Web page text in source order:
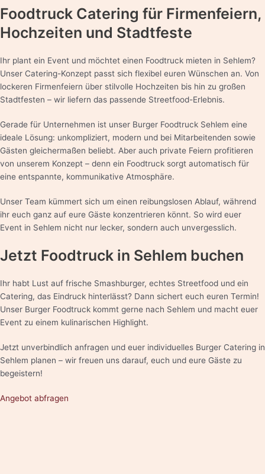
Foodtruck Catering für Firmenfeiern,
Hochzeiten und Stadtfeste
Ihr plant ein Event und möchtet einen Foodtruck mieten in Sehlem?
Unser Catering-Konzept passt sich flexibel euren Wünschen an. Von
lockeren Firmenfeiern über stilvolle Hochzeiten bis hin zu großen
Stadtfesten – wir liefern das passende Streetfood-Erlebnis.
Gerade für Unternehmen ist unser Burger Foodtruck Sehlem eine
ideale Lösung: unkompliziert, modern und bei Mitarbeitenden sowie
Gästen gleichermaßen beliebt. Aber auch private Feiern profitieren
von unserem Konzept – denn ein Foodtruck sorgt automatisch für
eine entspannte, kommunikative Atmosphäre.
Unser Team kümmert sich um einen reibungslosen Ablauf, während
ihr euch ganz auf eure Gäste konzentrieren könnt. So wird euer
Event in Sehlem nicht nur lecker, sondern auch unvergesslich.
Jetzt Foodtruck in Sehlem buchen
Ihr habt Lust auf frische Smashburger, echtes Streetfood und ein
Catering, das Eindruck hinterlässt? Dann sichert euch euren Termin!
Unser Burger Foodtruck kommt gerne nach Sehlem und macht euer
Event zu einem kulinarischen Highlight.
Jetzt unverbindlich anfragen und euer individuelles Burger Catering in
Sehlem planen – wir freuen uns darauf, euch und eure Gäste zu
begeistern!
Angebot abfragen